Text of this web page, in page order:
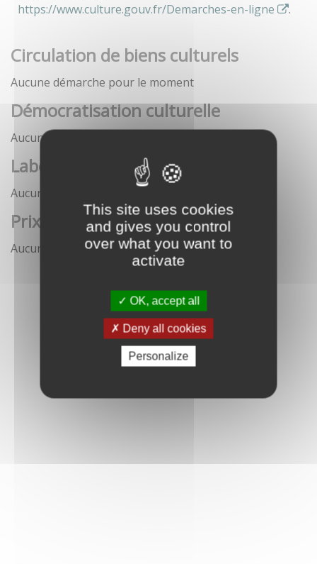
This site uses cookies
and gives you control
over what you want to
activate
OK, accept all
Deny all cookies
Personalize
https://www.culture.gouv.fr/Demarches-en-ligne
.
Circulation de biens culturels
Aucune démarche pour le moment
Démocratisation culturelle
Aucune démarche pour le moment
Labels
Aucune démarche pour le moment
Prix
Aucune démarche pour le moment